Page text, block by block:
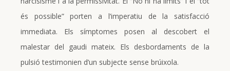
és possible” porten a l’imperatiu de la satisfacció
immediata. Els símptomes posen al descobert el
malestar del gaudi mateix. Els desbordaments de la
pulsió testimonien d’un subjecte sense brúixola.